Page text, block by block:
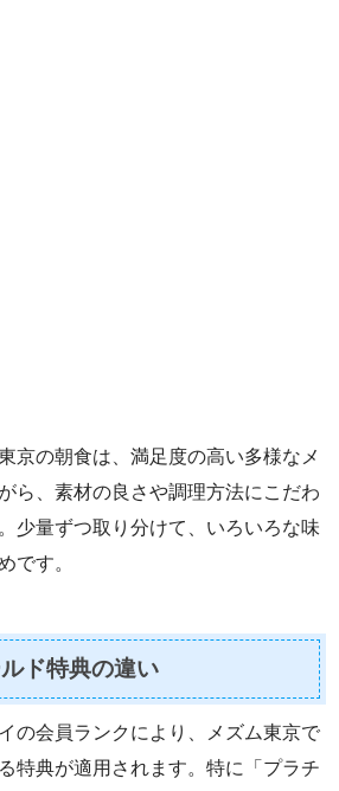
京の朝食は、満足度の高い多様なメ
ら、素材の良さや調理方法にこだわ
少量ずつ取り分けて、いろいろな味
です。
ド特典の違い
の会員ランクにより、メズム東京で
特典が適用されます。特に「プラチ